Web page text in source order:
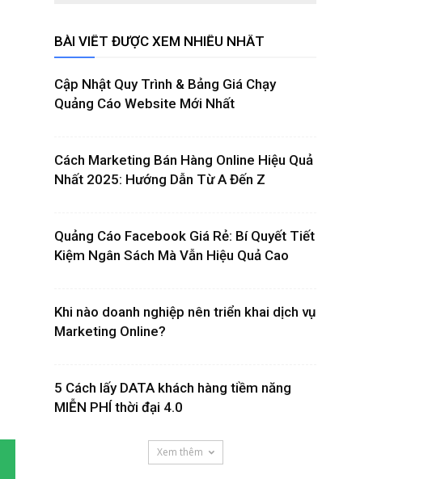
BÀI VIẾT ĐƯỢC XEM NHIỀU NHẤT
Cập Nhật Quy Trình & Bảng Giá Chạy
Quảng Cáo Website Mới Nhất
Cách Marketing Bán Hàng Online Hiệu Quả
Nhất 2025: Hướng Dẫn Từ A Đến Z
Quảng Cáo Facebook Giá Rẻ: Bí Quyết Tiết
Kiệm Ngân Sách Mà Vẫn Hiệu Quả Cao
Khi nào doanh nghiệp nên triển khai dịch vụ
Marketing Online?
5 Cách lấy DATA khách hàng tiềm năng
MIỄN PHÍ thời đại 4.0
Xem thêm